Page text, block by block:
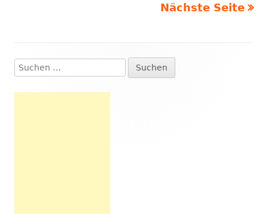
BeitragsnavigationNächste Seite
Haupt-
Seitenleiste
Suchen
nach: